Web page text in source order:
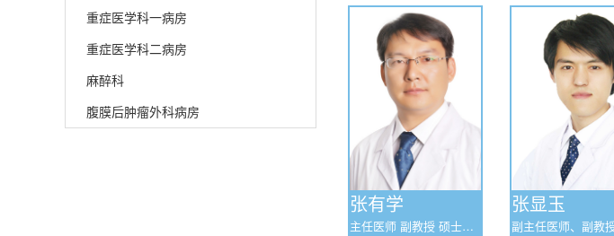
重症医学科一病房
重症医学科二病房
麻醉科
腹膜后肿瘤外科病房
张有学
主任医师 副教授 硕士研
张显玉
副主任医师、副教